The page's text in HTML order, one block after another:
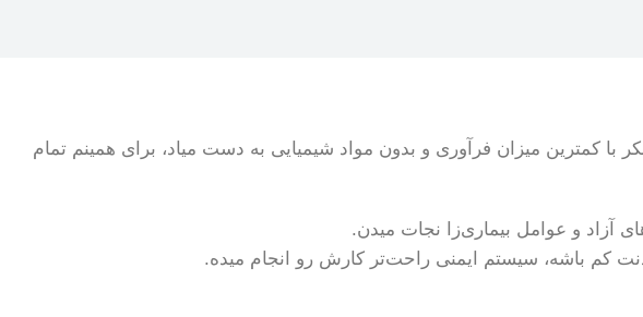
با کمترین میزان فرآوری و بدون مواد شیمیایی به دست میاد، برای همینم تمام
آزاد و عوامل بیماری‌زا نجات میدن.
کم باشه، سیستم ایمنی راحت‌تر کارش رو انجام میده.